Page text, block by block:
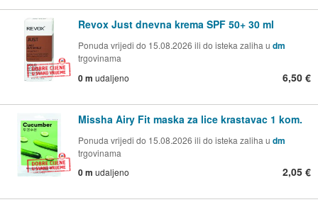
Revox Just dnevna krema SPF 50+ 30 ml
Ponuda vrijedi do 15.08.2026 ili do isteka zaliha u dm
trgovinama
0 m udaljeno 6,50 €
Missha Airy Fit maska za lice krastavac 1 kom.
Ponuda vrijedi do 15.08.2026 ili do isteka zaliha u dm
trgovinama
0 m udaljeno 2,05 €